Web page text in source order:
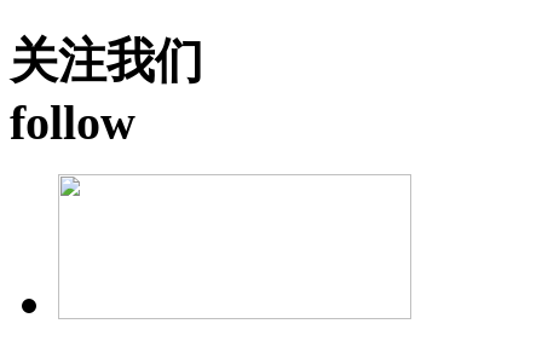
关注我们
follow